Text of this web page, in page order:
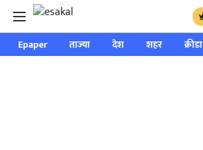
Epaper ताज्या देश शहर क्रीडा